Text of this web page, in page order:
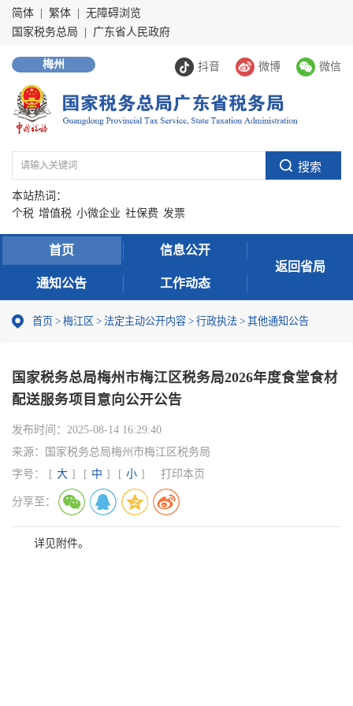
简体 繁体
无障碍浏览
国家税务总局
广东省人民政府
抖音 微博 微信
梅州
本站热词：
个税 增值税 小微企业 社保费 发票
首页 信息公开
通知公告 工作动态
返回省局
首页 > 梅江区 > 法定主动公开内容 > 行政执法 > 其他通知公告
国家税务总局梅州市梅江区税务局2026年度食堂食材
配送服务项目意向公开公告
发布时间： 2025-08-14 16:29:40
来源：
国家税务总局梅州市梅江区税务局
字号：
[ 大 ] [ 中 ] [ 小 ] 打印本页
分享至：
详见附件。